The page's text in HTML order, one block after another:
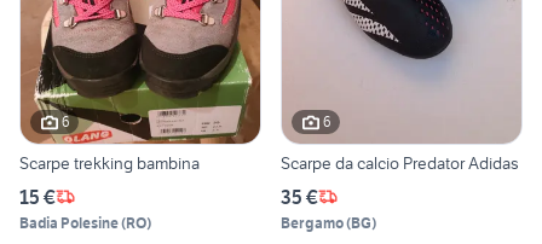
6
Scarpe trekking bambina
15 €
Badia Polesine(RO)
6
Scarpe da calcio Predator Adidas
35 €
Bergamo(BG)